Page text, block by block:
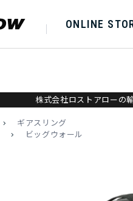
ONLINE
株式会社ロストアローの
>
ギアスリング
> ビッグウォール